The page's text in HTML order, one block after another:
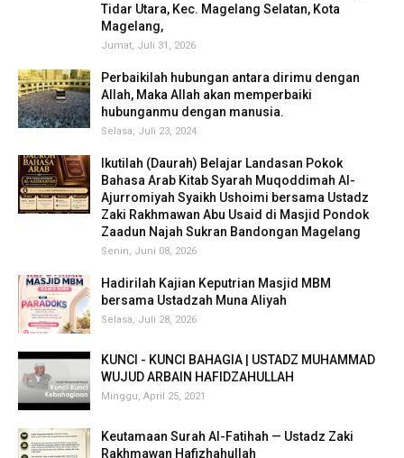
Tidar Utara, Kec. Magelang Selatan, Kota
Magelang,
Jumat, Juli 31, 2026
Perbaikilah hubungan antara dirimu dengan
Allah, Maka Allah akan memperbaiki
hubunganmu dengan manusia.
Selasa, Juli 23, 2024
Ikutilah (Daurah) Belajar Landasan Pokok
Bahasa Arab Kitab Syarah Muqoddimah Al-
Ajurromiyah Syaikh Ushoimi bersama Ustadz
Zaki Rakhmawan Abu Usaid di Masjid Pondok
Zaadun Najah Sukran Bandongan Magelang
Senin, Juni 08, 2026
Hadirilah Kajian Keputrian Masjid MBM
bersama Ustadzah Muna Aliyah
Selasa, Juli 28, 2026
KUNCI - KUNCI BAHAGIA | USTADZ MUHAMMAD
WUJUD ARBAIN HAFIDZAHULLAH
Minggu, April 25, 2021
Keutamaan Surah Al-Fatihah — Ustadz Zaki
Rakhmawan Hafizhahullah